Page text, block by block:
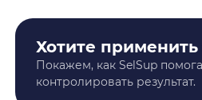
Хотите применить
Покажем, как SelSup
контролировать результат.